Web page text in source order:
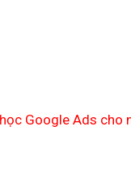
học Google Ads cho